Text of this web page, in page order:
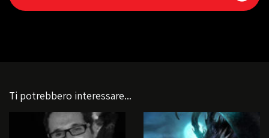
Ti potrebbero interessare...